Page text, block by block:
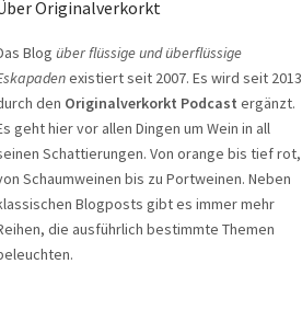
Originalverkorkt
Blog über flüssige und überflüssige
existiert seit 2007. Es wird seit 2013
den Originalverkorkt Podcast ergänzt.
geht hier vor allen Dingen um Wein in all
Schattierungen. Von orange bis tief rot,
Schaumweinen bis zu Portweinen. Neben
Blogposts gibt es immer mehr
die ausführlich bestimmte Themen